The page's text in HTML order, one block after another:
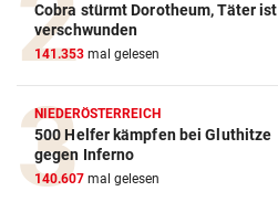
Cobra stürmt Dorotheum, Täter ist
verschwunden
141.353 mal gelesen
NIEDERÖSTERREICH
500 Helfer kämpfen bei Gluthitze
gegen Inferno
140.607 mal gelesen